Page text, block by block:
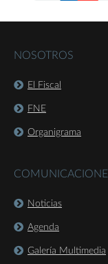
NOSOTROS
El Fiscal
FNE
Organigrama
Noticias
Agenda
Galería Multimedia